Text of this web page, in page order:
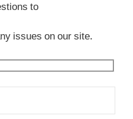
to
issues on our site.